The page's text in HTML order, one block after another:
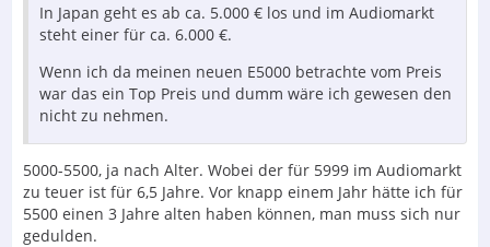
In Japan geht es ab ca. 5.000 € los und im Audiomarkt
steht einer für ca. 6.000 €.
Wenn ich da meinen neuen E5000 betrachte vom Preis
war das ein Top Preis und dumm wäre ich gewesen den
nicht zu nehmen.
5000-5500, ja nach Alter. Wobei der für 5999 im Audiomarkt
zu teuer ist für 6,5 Jahre. Vor knapp einem Jahr hätte ich für
5500 einen 3 Jahre alten haben können, man muss sich nur
gedulden.